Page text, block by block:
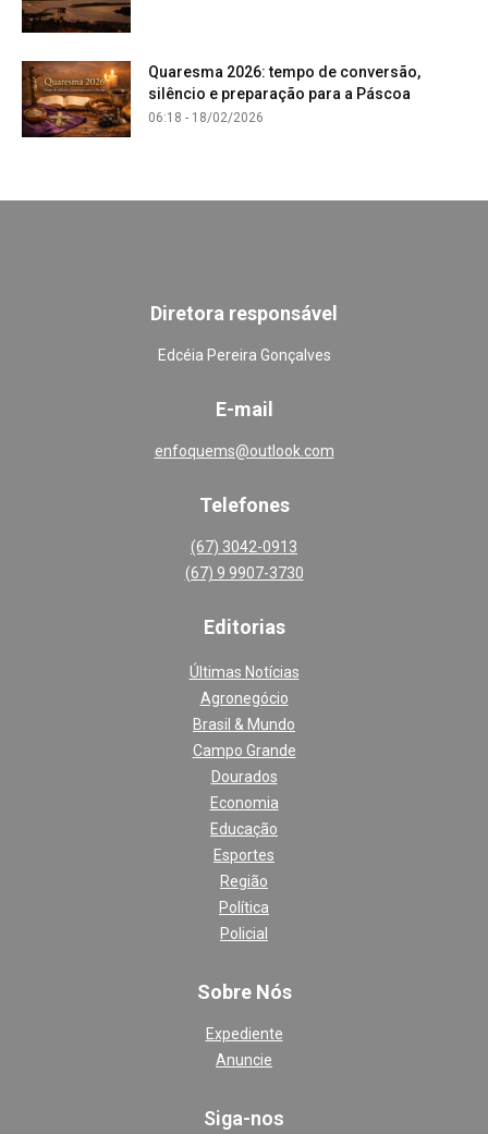
Quaresma 2026: tempo de conversão,
silêncio e preparação para a Páscoa
06:18 - 18/02/2026
Diretora responsável
Edcéia Pereira Gonçalves
E-mail
enfoquems@outlook.com
Telefones
(67) 3042-0913
(67) 9 9907-3730
Editorias
Últimas Notícias
Agronegócio
Brasil & Mundo
Campo Grande
Dourados
Economia
Educação
Esportes
Região
Política
Policial
Sobre Nós
Expediente
Anuncie
Siga-nos